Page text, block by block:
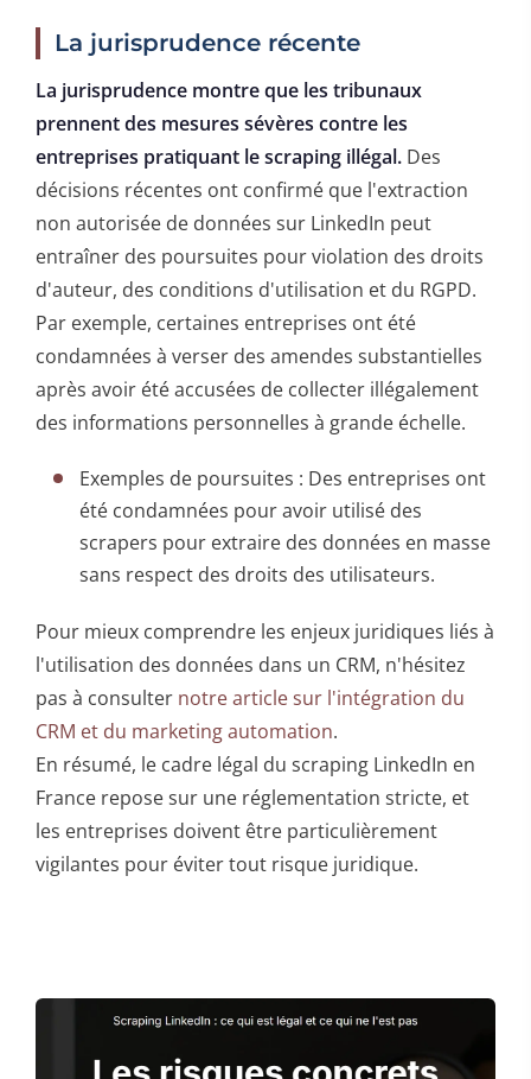
La jurisprudence récente
La jurisprudence montre que les tribunaux
prennent des mesures sévères contre les
entreprises pratiquant le scraping illégal. Des
décisions récentes ont confirmé que l'extraction
non autorisée de données sur LinkedIn peut
entraîner des poursuites pour violation des droits
d'auteur, des conditions d'utilisation et du RGPD.
Par exemple, certaines entreprises ont été
condamnées à verser des amendes substantielles
après avoir été accusées de collecter illégalement
des informations personnelles à grande échelle.
Exemples de poursuites : Des entreprises ont
été condamnées pour avoir utilisé des
scrapers pour extraire des données en masse
sans respect des droits des utilisateurs.
Pour mieux comprendre les enjeux juridiques liés à
l'utilisation des données dans un CRM, n'hésitez
pas à consulter notre article sur l'intégration du
CRM et du marketing automation.
En résumé, le cadre légal du scraping LinkedIn en
France repose sur une réglementation stricte, et
les entreprises doivent être particulièrement
vigilantes pour éviter tout risque juridique.